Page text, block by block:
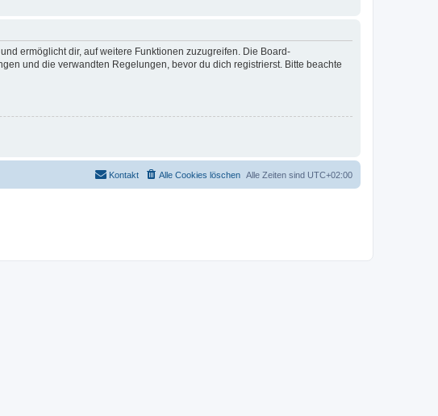
ermöglicht dir, auf weitere Funktionen zuzugreifen. Die Board-
und die verwandten Regelungen, bevor du dich registrierst. Bitte beachte
Alle Zeiten sind UTC+02:00
Alle Cookies löschen
Kontakt